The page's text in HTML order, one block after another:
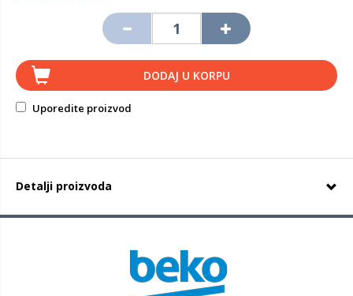
DODAJ U KORPU
Uporedite proizvod
Detalji proizvoda